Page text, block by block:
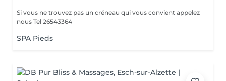
Si vous ne trouvez pas un créneau qui vous convient appelez
nous Tel 26543364
SPA Pieds